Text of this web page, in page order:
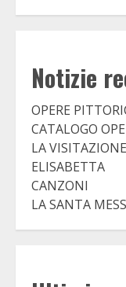
Notizie
OPERE
CATALOGO
LA
ELISABETTA
CANZONI
LA SANTA